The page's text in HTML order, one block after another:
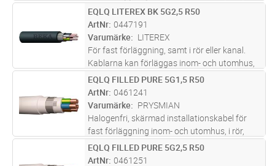
kanal, i eller under puts, samt upphängd i
bärlina. UV-skyddad för utomhusbruk i
Norden. Ledarisoleringen ska sky
M Lägg i kundvagn
EQLQ LITEREX BK 5G2,5 R50
ArtNr 0447191
Varumärke
LITEREX
För fast förläggning, samt i rör eller kanal.
Kablarna kan förläggas inom- och utomhus,
dock ej i vatten. Vid förläggning i mark ska
kabeln förses med extra skydd mot
mekaniska påkänningar. Al-skärm
M Lägg i kundvagn
EQLQ FILLED PURE 5G1,5 R50
ArtNr 0461241
Varumärke
PRYSMIAN
Halogenfri, skärmad installationskabel för
fast förläggning inom- och utomhus, i rör,
kanal, i eller under puts, samt upphängd i
bärlina. UV-skyddad för utomhusbruk i
M Lägg i kundvagn
EQLQ FILLED PURE 5G2,5 R50
ArtNr 0461251